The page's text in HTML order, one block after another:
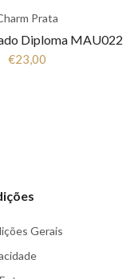
Prata
Diploma MAU022
€23,00
Gerais